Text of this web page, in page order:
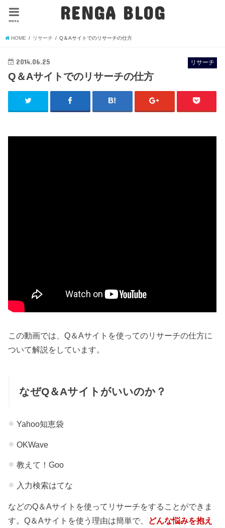
RENGA BLOG
menu
HOME リサーチ Q＆Aサイトでのリサーチの仕方
リサーチ
2014.06.25
Q＆Aサイトでのリサーチの仕方
この動画では、Q＆Aサイトを使ってのリサーチの仕方に
ついて解説をしています。
なぜQ＆Aサイトがいいのか？
Yahoo知恵袋
OKWave
教えて！Goo
入力検索はてな
などのQ＆Aサイトを使ってリサーチをすることができま
す。Q＆Aサイトを使う理由は簡単で、 どんな悩みを抱え